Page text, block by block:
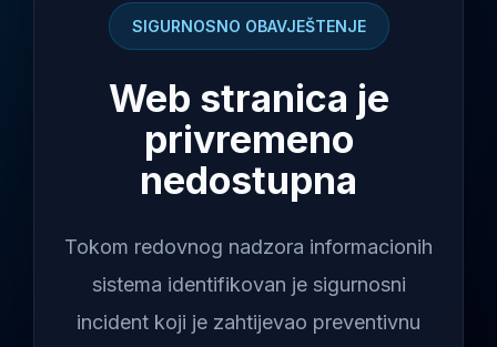
SIGURNOSNO OBAVJEŠTENJE
Web stranica je
privremeno
nedostupna
Tokom redovnog nadzora informacionih
sistema identifikovan je sigurnosni
incident koji je zahtijevao preventivnu